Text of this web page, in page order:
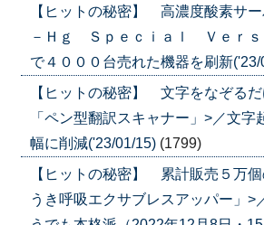
【ヒットの秘密】 高濃度酸素サー
－Ｈｇ Ｓｐｅｃｉａｌ Ｖｅｒｓ
で４０００台売れた機器を刷新('23/
【ヒットの秘密】 文字をなぞる
「ペン型翻訳スキャナー」>／文字
幅に削減('23/01/15) (1799)
【ヒットの秘密】 累計販売５万
うき呼吸エクサブレスアッパー」>